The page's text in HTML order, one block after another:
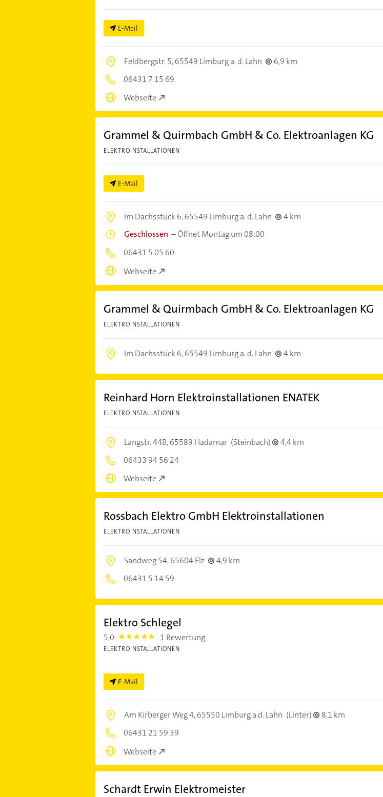
E-Mail
Feldbergstr. 5,65549 Limburg a. d. Lahn
6,9 km
06431 7 15 69
Webseite
Grammel & Quirmbach GmbH & Co. Elektroanlagen KG
ELEKTROINSTALLATIONEN
E-Mail
Im Dachsstück 6,65549 Limburg a. d. Lahn
4 km
Geschlossen –Öffnet Montag um 08:00
06431 5 05 60
Webseite
Grammel & Quirmbach GmbH & Co. Elektroanlagen KG
ELEKTROINSTALLATIONEN
Im Dachsstück 6,65549 Limburg a. d. Lahn 4 km
Reinhard Horn Elektroinstallationen ENATEK
ELEKTROINSTALLATIONEN
Langstr. 44B,65589 Hadamar (Steinbach)
4,4 km
06433 94 56 24
Webseite
Rossbach Elektro GmbH Elektroinstallationen
ELEKTROINSTALLATIONEN
Sandweg 54,65604 Elz
4,9 km
06431 5 14 59
Elektro Schlegel
5,0 5.0 1 Bewertung
ELEKTROINSTALLATIONEN
E-Mail
Am Kirberger Weg 4,65550 Limburg a.d. Lahn (Linter)
8,1 km
06431 21 59 39
Webseite
Schardt Erwin Elektromeister